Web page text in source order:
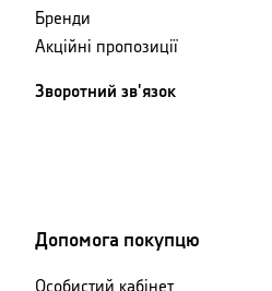
Бренди
Акційні пропозиції
Зворотний зв'язок
Допомога покупцю
Особистий кабінет